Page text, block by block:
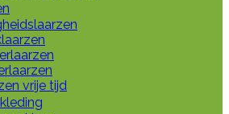
vrije tijd